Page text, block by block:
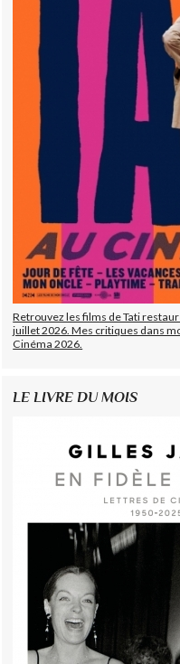
Retrouvez les films de Tati
juillet 2026. Mes critiques dans
Cinéma 2026.
LE LIVRE DU MOIS